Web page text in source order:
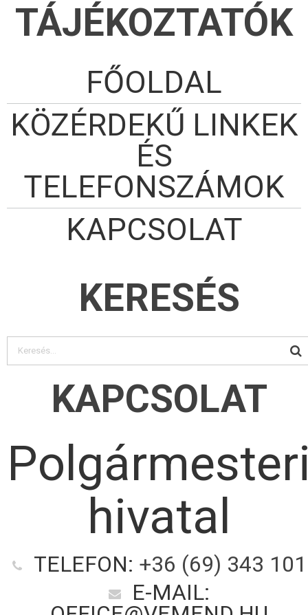
TÁJÉKOZTATÓK
FŐOLDAL
KÖZÉRDEKŰ LINKEK
ÉS
TELEFONSZÁMOK
KAPCSOLAT
KERESÉS
KAPCSOLAT
hivatal
TELEFON: +36 (69) 343 101
E-MAIL: